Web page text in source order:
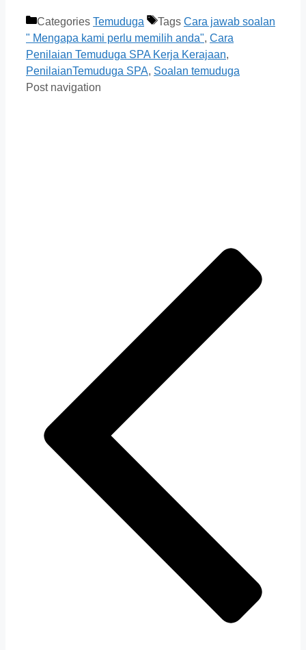
Categories Temuduga Tags Cara jawab soalan
" Mengapa kami perlu memilih anda", Cara
Penilaian Temuduga SPA Kerja Kerajaan,
PenilaianTemuduga SPA, Soalan temuduga
Post navigation